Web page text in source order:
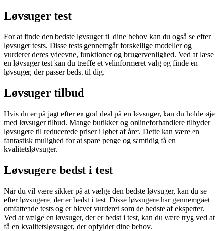
Løvsuger test
For at finde den bedste løvsuger til dine behov kan du også se efter
løvsuger tests. Disse tests gennemgår forskellige modeller og
vurderer deres ydeevne, funktioner og brugervenlighed. Ved at læse
en løvsuger test kan du træffe et velinformeret valg og finde en
løvsuger, der passer bedst til dig.
Løvsuger tilbud
Hvis du er på jagt efter en god deal på en løvsuger, kan du holde øje
med løvsuger tilbud. Mange butikker og onlineforhandlere tilbyder
løvsugere til reducerede priser i løbet af året. Dette kan være en
fantastisk mulighed for at spare penge og samtidig få en
kvalitetsløvsuger.
Løvsugere bedst i test
Når du vil være sikker på at vælge den bedste løvsuger, kan du se
efter løvsugere, der er bedst i test. Disse løvsugere har gennemgået
omfattende tests og er blevet vurderet som de bedste af eksperter.
Ved at vælge en løvsuger, der er bedst i test, kan du være tryg ved at
få en kvalitetsløvsuger, der opfylder dine behov.